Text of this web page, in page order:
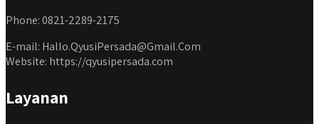
Phone: 0821-2289-2175
E-mail: Hallo.QyusiPersada@Gmail.Com
Website: https://qyusipersada.com
Layanan